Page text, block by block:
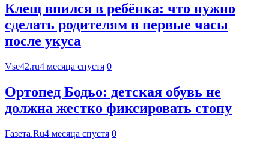
Клещ впился в ребёнка: что нужно
сделать родителям в первые часы
после укуса
Vse42.ru4 месяца спустя 0
Ортопед Бодьо: детская обувь не
должна жестко фиксировать стопу
Газета.Ru4 месяца спустя 0